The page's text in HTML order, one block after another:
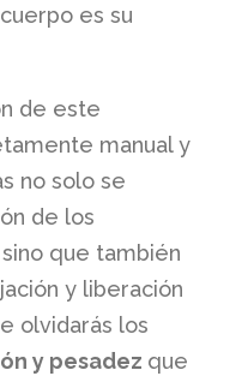
es su
de este
manual y
no solo se
de los
que también
y liberación
olvidarás los
y pesadez que